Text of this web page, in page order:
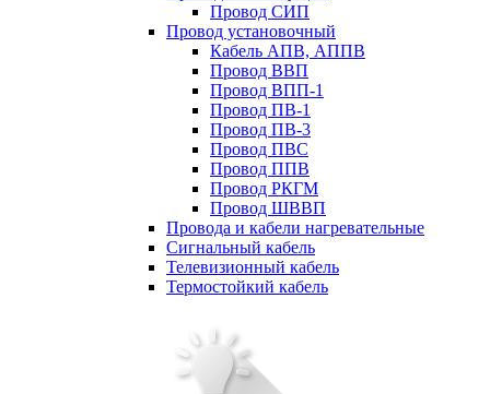
Провод СИП
Провод установочный
Кабель АПВ, АППВ
Провод ВВП
Провод ВПП-1
Провод ПВ-1
Провод ПВ-3
Провод ПВС
Провод ППВ
Провод РКГМ
Провод ШВВП
Провода и кабели нагревательные
Сигнальный кабель
Телевизионный кабель
Термостойкий кабель